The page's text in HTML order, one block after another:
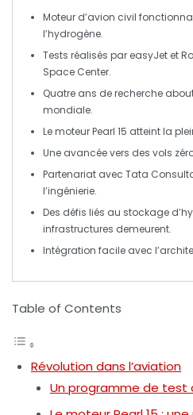
Moteur d’avion civil
l’hydrogène.
Tests réalisés par easyJet et
Space Center.
Quatre ans de recherche
mondiale.
Le moteurPearl 15 atteint la
Une avancée vers des vols
Partenariat avec Tata
l’ingénierie.
Des défis liés au stockage
infrastructures demeurent.
Intégration facile avec
Table of Contents
Révolution dans l’aviation
Un programme de test